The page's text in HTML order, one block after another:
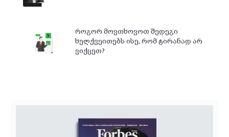
როგორ მოვთხოვოთ შედეგი
ხელქვეითებს ისე, რომ ტირანად არ
ვიქცეთ?